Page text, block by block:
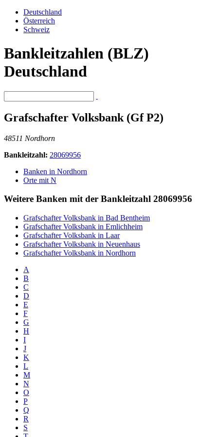
Deutschland
Österreich
Schweiz
Bankleitzahlen (BLZ)
Deutschland
Grafschafter Volksbank (Gf P2)
48511 Nordhorn
Bankleitzahl: 28069956
Banken in Nordhorn
Orte mit N
Weitere Banken mit der Bankleitzahl 28069956
Grafschafter Volksbank in Bad Bentheim
Grafschafter Volksbank in Emlichheim
Grafschafter Volksbank in Laar
Grafschafter Volksbank in Neuenhaus
Grafschafter Volksbank in Nordhorn
A
B
C
D
E
F
G
H
I
J
K
L
M
N
O
P
Q
R
S